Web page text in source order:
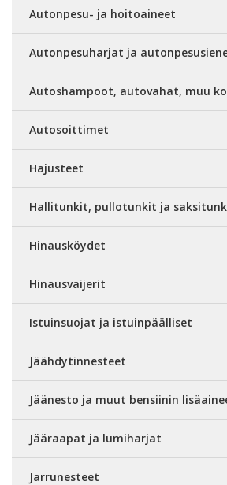
Autonpesu- ja hoitoaineet
Autonpesuharjat ja
Autoshampoot, autovahat, muu
Autosoittimet
Hajusteet
Hallitunkit, pullotunkit ja
Hinausköydet
Hinausvaijerit
Istuinsuojat ja istuinpäälliset
Jäähdytinnesteet
Jäänesto ja muut bensiinin
Jääraapat ja lumiharjat
Jarrunesteet